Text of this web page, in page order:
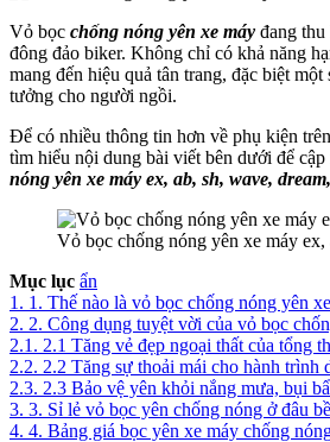
Vỏ bọc chống nóng yên xe máy đang thu
đông đảo biker. Không chỉ có khả năng
mang đến hiệu quả tân trang, đặc biệt
tưởng cho người ngồi.
Để có nhiều thông tin hơn về phụ kiện
tìm hiểu nội dung bài viết bên dưới để cập
nóng yên xe máy ex, ab, sh, wave,
Vỏ bọc chống nóng yên xe máy
Mục lục ẩn
1. 1. Thế nào là vỏ bọc chống nóng yên
2. 2. Công dụng tuyệt vời của vỏ bọc
2.1. 2.1 Tăng vẻ đẹp ngoại thất của tổng
2.2. 2.2 Tăng sự thoải mái cho hành trình
2.3. 2.3 Bảo vệ yên khỏi nắng mưa, bụi
3. 3. Sỉ lẻ vỏ bọc yên chống nóng ở đâu
4. 4. Bảng giá bọc yên xe máy chống